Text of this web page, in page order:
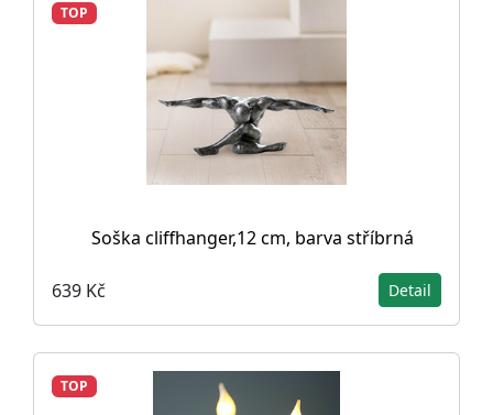
TOP
Soška cliffhanger,12 cm, barva stříbrná
639 Kč Detail
TOP